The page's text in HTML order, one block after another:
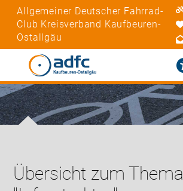
Allgemeiner Deutscher Fahrrad-
Club Kreisverband Kaufbeuren-
Ostallgäu
Übersicht zum Thema